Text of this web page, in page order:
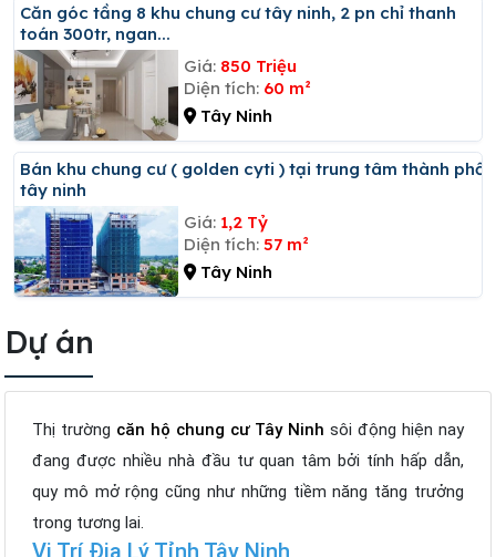
Căn góc tầng 8 khu chung cư tây ninh, 2 pn chỉ thanh
toán 300tr, ngan...
Giá: 850 Triệu
Diện tích: 60 m²
Tây Ninh
Bán khu chung cư ( golden cyti ) tại trung tâm thành phố
tây ninh
Giá: 1,2 Tỷ
Diện tích: 57 m²
Tây Ninh
Dự án
Thị trường căn hộ chung cư Tây Ninh sôi động hiện nay
đang được nhiều nhà đầu tư quan tâm bởi tính hấp dẫn,
quy mô mở rộng cũng như những tiềm năng tăng trưởng
trong tương lai.
Vị Trí Địa Lý Tỉnh Tây Ninh